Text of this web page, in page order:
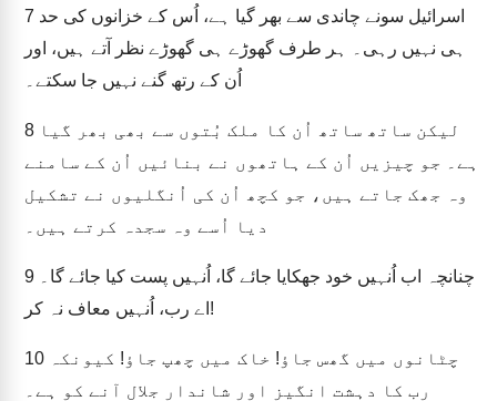
7
ہی نہیں رہی۔ ہر طرف گھوڑے ہی گھوڑے نظر آتے ہیں، اور
اُن کے رتھ گنے نہیں جا سکتے۔
8
ہے۔ جو چیزیں اُن کے ہاتھوں نے بنائیں اُن کے سامنے
وہ جھک جاتے ہیں، جو کچھ اُن کی اُنگلیوں نے تشکیل
دیا اُسے وہ سجدہ کرتے ہیں۔
9
اے رب، اُنہیں معاف نہ کر!
10
رب کا دہشت انگیز اور شاندار جلال آنے کو ہے۔